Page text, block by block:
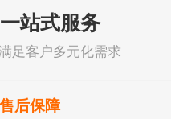
站式服务
足客户多元化需求
后保障